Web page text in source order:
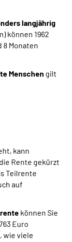
langjährig
können 1962
Monaten
Menschen gilt
kann
Rente gekürzt
Teilrente
auf
können Sie
Euro
wie viele